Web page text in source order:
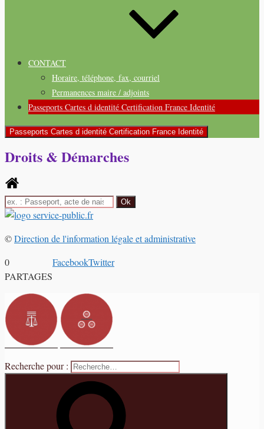
CONTACT
Horaire, téléphone, fax, courriel
Permanences maire / adjoints
Passeports Cartes d identité Certification France Identité
Passeports Cartes d identité Certification France Identité
Droits & Démarches
©Direction de l'information légale et administrative
0
PARTAGES
FacebookTwitter
Recherche pour :